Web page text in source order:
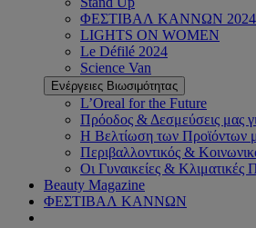
ΦΕΣΤΙΒΑΛ ΚΑΝΝΩΝ 2024
LIGHTS ON WOMEN
Le Défilé 2024
Science Van
Ενέργειες Βιωσιμότητας
L’Oreal for the Future
Πρόοδος & Δεσμεύσεις μας
Η Βελτίωση των Προϊόντων
Περιβαλλοντικός &
Οι Γυναικείες & Κλιματικές
Beauty Magazine
ΦΕΣΤΙΒΑΛ ΚΑΝΝΩΝ